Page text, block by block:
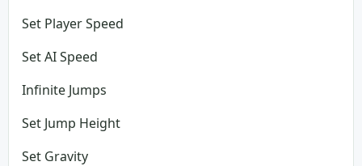
Set Player Speed
Set AI Speed
Infinite Jumps
Set Jump Height
Set Gravity